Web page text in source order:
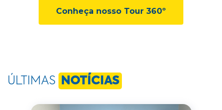
Conheça nosso Tour 360º
ÚLTIMAS NOTÍCIAS